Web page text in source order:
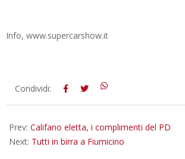
Info, www.supercarshow.it
2014-
Condividi:
Prev: Califano eletta, i complimenti del PD
Next: Tutti in birra a Fiumicino